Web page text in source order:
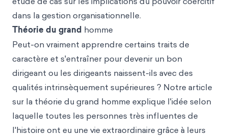
dans la gestion organisationnelle.
Théorie du grand homme
Peut-on vraiment apprendre certains traits de
caractère et s'entraîner pour devenir un bon
dirigeant ou les dirigeants naissent-ils avec des
qualités intrinsèquement supérieures ? Notre article
sur la théorie du grand homme explique l'idée selon
laquelle toutes les personnes très influentes de
l'histoire ont eu une vie extraordinaire grâce à leurs